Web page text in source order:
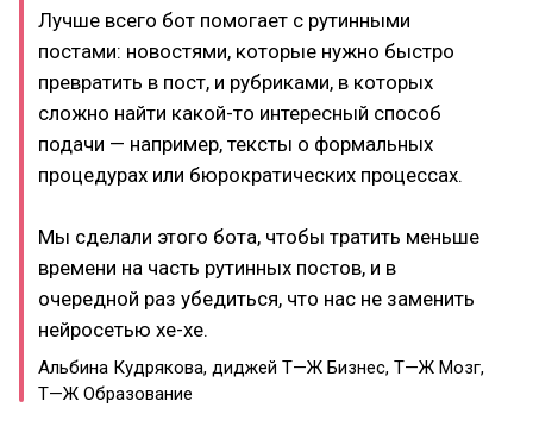
Лучше всего бот помогает с рутинными
постами: новостями, которые нужно быстро
превратить в пост, и рубриками, в которых
сложно найти какой-то интересный способ
подачи — например, тексты о формальных
процедурах или бюрократических процессах.
Мы сделали этого бота, чтобы тратить меньше
времени на часть рутинных постов, и в
очередной раз убедиться, что нас не заменить
нейросетью хе-хе.
Альбина Кудрякова, диджей Т—Ж Бизнес, Т—Ж Мозг,
Т—Ж Образование